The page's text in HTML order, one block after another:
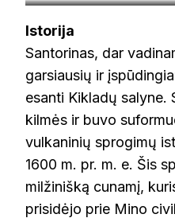
Istorija
Santorinas, dar
garsiausių ir
esanti Kikladų salyne.
kilmės ir buvo
vulkaninių sprogimų
1600 m. pr. m. e. Šis
milžinišką cunamį,
prisidėjo prie Mino